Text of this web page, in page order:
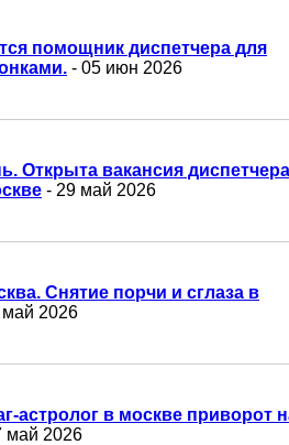
помощник диспетчера для
- 05 июн 2026
Открыта вакансия диспетчера
- 29 май 2026
Снятие порчи и сглаза в
май 2026
астролог в москве приворот
май 2026